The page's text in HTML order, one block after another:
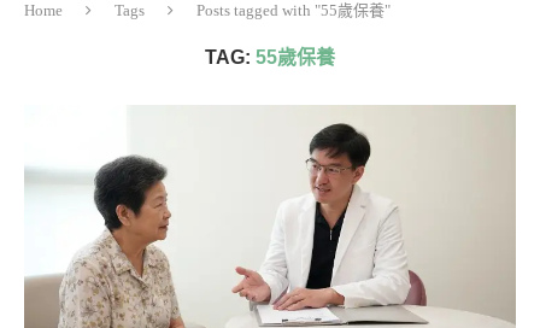
Home Tags Posts tagged with "55歲保養"
TAG: 55歲保養